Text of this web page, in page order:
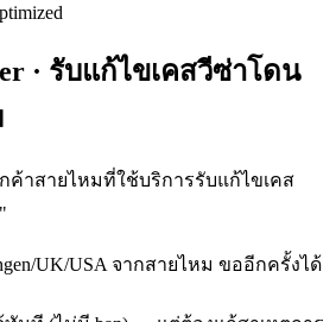
· รับแก้ไขเคสวีซ่าโดน
าสายไหมที่ใช้บริการรับแก้ไขเคส
"
UK/USA จากสายไหม ขออีกครั้งได้